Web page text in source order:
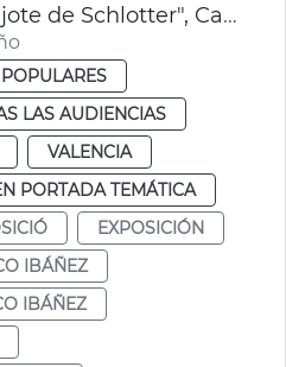
Exposición "El Quijote de Schlotter", Casa Museo Blasco Ibáñez
LAS AUDIENCIAS
VALENCIA
PORTADA TEMÁTICA
EXPOSICIÓN
IBÁÑEZ
IBÁÑEZ